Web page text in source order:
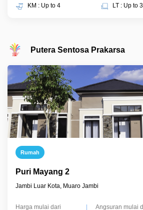
KM : Up to 4 LT : Up to
Putera Sentosa Prakarsa
Rumah
Puri Mayang 2
Jambi Luar Kota, Muaro Jambi
Harga mulai dari
Angsuran mulai